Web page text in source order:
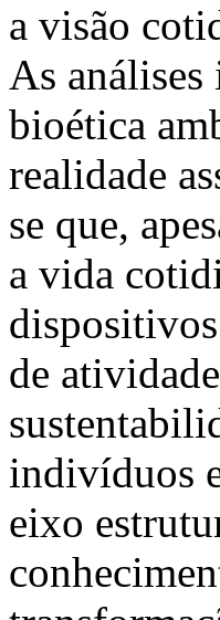
a visão
As
bioética
realidade
se que,
a vida
de
indivíduos
eixo